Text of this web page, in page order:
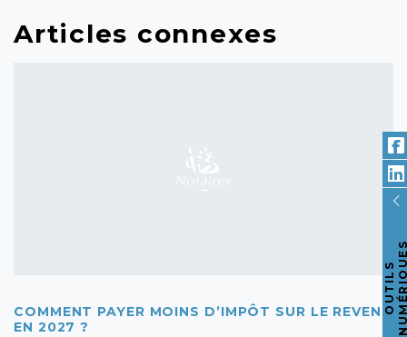
Articles connexes
COMMENT PAYER MOINS D’IMPÔT SUR LE REVENU
EN 2027 ?
O
U
T
I
L
S
N
U
M
É
R
I
Q
U
E